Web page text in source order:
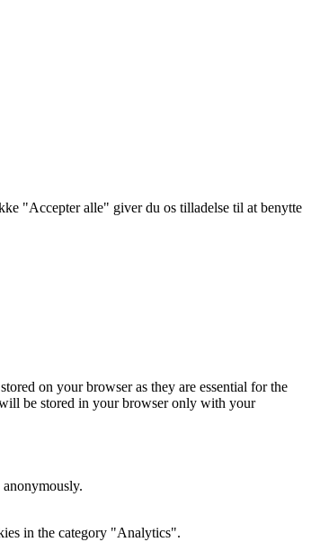
"Accepter alle" giver du os tilladelse til at benytte
on your browser as they are essential for the
be stored in your browser only with your
in the category "Analytics".